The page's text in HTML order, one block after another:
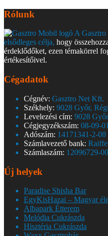
Rólunk
A Gasztro
elsődleges célja, hogy
érdeklődőket, ezen témakörrel
értékesítőivel.
Cégadatok
Cégnév: Gasztro Net Kft.
Székhely: 9028 Győr,
Levelezési cím: 9028
Cégjegyzékszám: 08-09-
Adószám: 14171341-2-08
Számlavezető bank:
Számlaszám: 12096729-
Új helyek
Paradise Shisha Bar
EgyKisHazai – Magyar
Albapark Étterem
Melódia Cukrászda
Hisztéria Cukrászda